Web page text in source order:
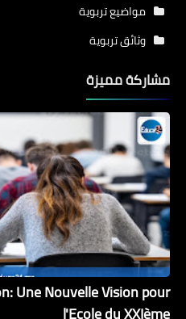
مواضيع تربوية
وثائق تربوية
مشاركة مميزة
Une Nouvelle Vision pour